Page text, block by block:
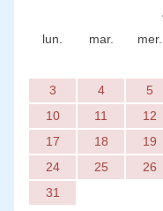
lun.
mar. mer.
3
4 5
10
11 12
17
18 19
24
25 26
31